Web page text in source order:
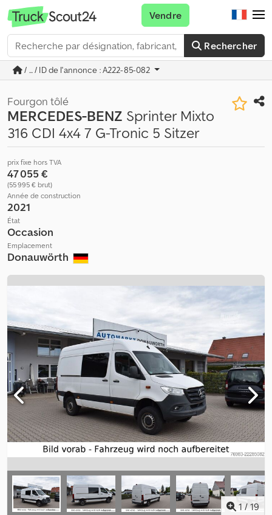
Rechercher
Vendre
/ ... / ID de l'annonce : A222-85-082
Fourgon tôlé
MERCEDES-BENZ Sprinter Mixto
316 CDI 4x4 7 G-Tronic 5 Sitzer
prix fixe hors TVA
47 055 €
(55 995 € brut)
Année de construction
2021
État
Occasion
Emplacement
Donauwörth
1 / 19